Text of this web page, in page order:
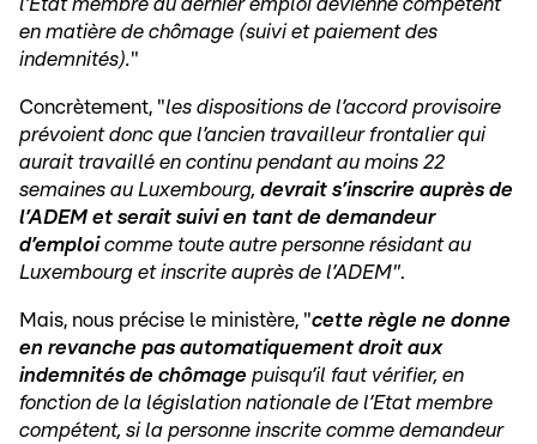
l’Etat membre du dernier emploi devienne compétent
en matière de chômage (suivi et paiement des
indemnités)."
Concrètement, "les dispositions de l’accord provisoire
prévoient donc que l’ancien travailleur frontalier qui
aurait travaillé en continu pendant au moins 22
semaines au Luxembourg, devrait s’inscrire auprès de
l’ADEM et serait suivi en tant de demandeur
d’emploicomme toute autre personne résidant au
Luxembourg et inscrite auprès de l’ADEM".
Mais, nous précise le ministère, "cette règle ne donne
en revanche pas automatiquement droit aux
indemnités de chômage puisqu’il faut vérifier, en
fonction de la législation nationale de l’Etat membre
compétent, si la personne inscrite comme demandeur